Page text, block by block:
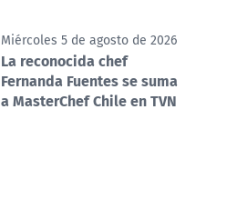
Miércoles 5 de agosto de 2026
La reconocida chef
Fernanda Fuentes se suma
a MasterChef Chile en TVN